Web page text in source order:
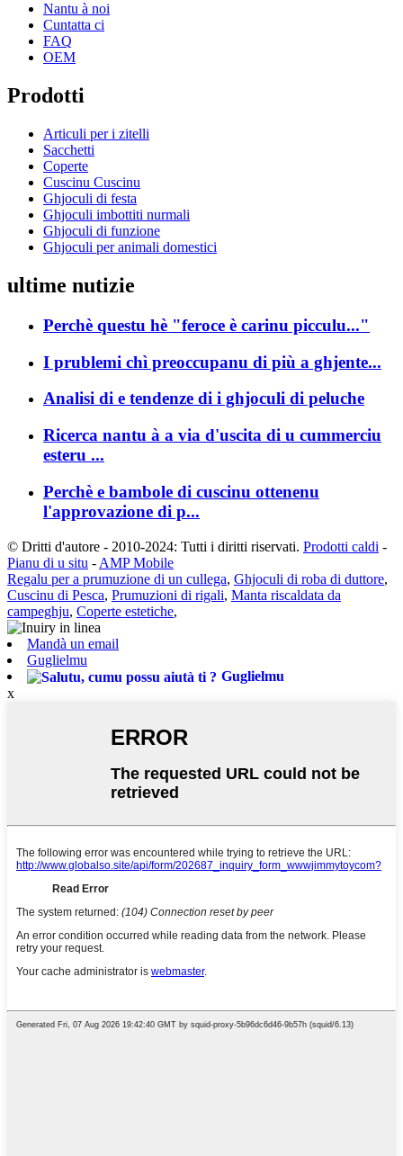
Nantu à noi
Cuntatta ci
FAQ
OEM
Prodotti
Articuli per i zitelli
Sacchetti
Coperte
Cuscinu Cuscinu
Ghjoculi di festa
Ghjoculi imbottiti nurmali
Ghjoculi di funzione
Ghjoculi per animali domestici
ultime nutizie
Perchè questu hè "feroce è carinu picculu..."
I prublemi chì preoccupanu di più a ghjente...
Analisi di e tendenze di i ghjoculi di peluche
Ricerca nantu à a via d'uscita di u cummerciu
esteru ...
Perchè e bambole di cuscinu ottenenu
l'approvazione di p...
© Dritti d'autore - 2010-2024: Tutti i diritti riservati. Prodotti caldi -
Pianu di u situ - AMP Mobile
Regalu per a prumuzione di un cullega, Ghjoculi di roba di duttore,
Cuscinu di Pesca, Prumuzioni di rigali, Manta riscaldata da
campeghju, Coperte estetiche,
Mandà un email
Guglielmu
Guglielmu
x